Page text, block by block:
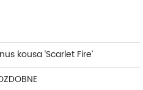
kousa ‘Scarlet Fire’